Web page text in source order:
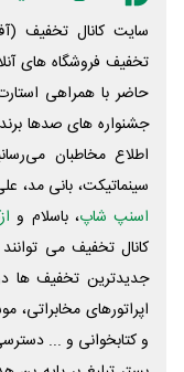
سایت کانال تخفیف
تخفیف فروشگاه های
حاضر با همراهی
جشنواره های صدها برند
اطلاع مخاطبان
سینماتیکت، بانی مد،
اسنپ شاپ، باسلام و
کانال تخفیف می
جدیدترین تخفیف ها
اپراتورهای
و کتابخوانی و ...